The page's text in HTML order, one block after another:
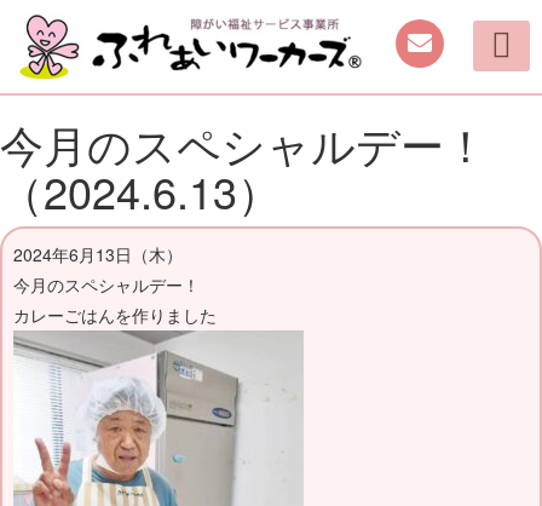
今月のスペシャルデー！
（2024.6.13）
2024年6月13日（木）
今月のスペシャルデー！
カレーごはんを作りました